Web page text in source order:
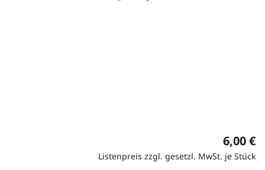
6,00 €
Listenpreis zzgl. gesetzl. MwSt. je Stück